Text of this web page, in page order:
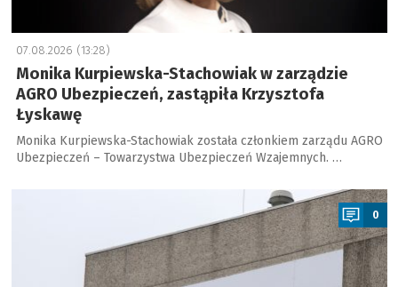
07.08.2026 (13:28)
Monika Kurpiewska-Stachowiak w zarządzie
AGRO Ubezpieczeń, zastąpiła Krzysztofa
Łyskawę
Monika Kurpiewska-Stachowiak została członkiem zarządu AGRO
Ubezpieczeń – Towarzystwa Ubezpieczeń Wzajemnych. …
0